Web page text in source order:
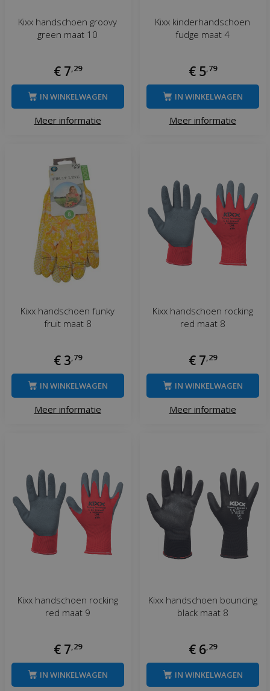
Kixx handschoen groovy
green maat 10
€ 7 29
Meer informatie
IN WINKELWAGEN
Kixx kinderhandschoen
fudge maat 4
€ 5 79
Meer informatie
IN WINKELWAGEN
Kixx handschoen funky
fruit maat 8
€ 3 79
Meer informatie
IN WINKELWAGEN
Kixx handschoen rocking
red maat 8
€ 7 29
Meer informatie
IN WINKELWAGEN
Kixx handschoen rocking
red maat 9
€ 7 29
IN WINKELWAGEN
Kixx handschoen bouncing
black maat 8
€ 6 29
IN WINKELWAGEN